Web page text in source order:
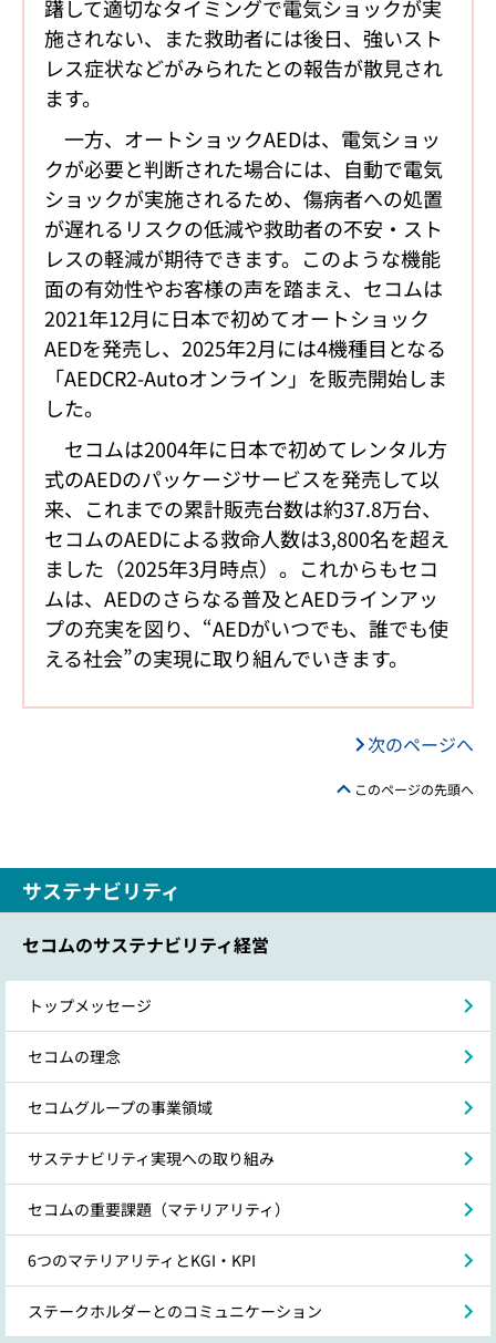
躇して適切なタイミングで電気ショックが実
施されない、また救助者には後日、強いスト
レス症状などがみられたとの報告が散見され
ます。
一方、オートショックAEDは、電気ショッ
クが必要と判断された場合には、自動で電気
ショックが実施されるため、傷病者への処置
が遅れるリスクの低減や救助者の不安・スト
レスの軽減が期待できます。このような機能
面の有効性やお客様の声を踏まえ、セコムは
2021年12月に日本で初めてオートショック
AEDを発売し、2025年2月には4機種目となる
「AEDCR2-Autoオンライン」を販売開始しま
した。
セコムは2004年に日本で初めてレンタル方
式のAEDのパッケージサービスを発売して以
来、これまでの累計販売台数は約37.8万台、
セコムのAEDによる救命人数は3,800名を超え
ました（2025年3月時点）。これからもセコ
ムは、AEDのさらなる普及とAEDラインアッ
プの充実を図り、“AEDがいつでも、誰でも使
える社会”の実現に取り組んでいきます。
次のページへ
このページの先頭へ
サステナビリティ
セコムのサステナビリティ経営
トップメッセージ
セコムの理念
セコムグループの事業領域
サステナビリティ実現への取り組み
セコムの重要課題（マテリアリティ）
6つのマテリアリティとKGI・KPI
ステークホルダーとのコミュニケーション